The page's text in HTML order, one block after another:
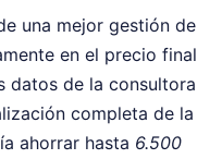
una mejor gestión de
en el precio final
datos de la consultora
completa de la
ahorrar hasta 6.500